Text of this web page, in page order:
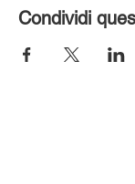
Condividi